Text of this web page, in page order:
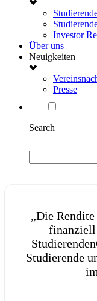
Investor
Über uns
Neuigkeiten
Presse
Search
„Die
finanziell
Studierende